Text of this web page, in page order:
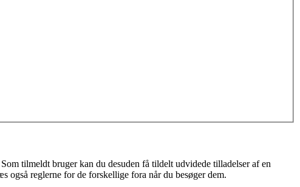
tilmeldt bruger kan du desuden få tildelt udvidede tilladelser af en
også reglerne for de forskellige fora når du besøger dem.